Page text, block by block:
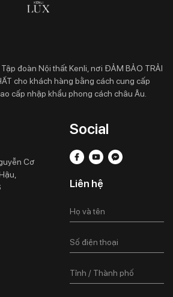
đoàn Nội thất Kenli, nơi ĐẢM BẢO TRẢI
cho khách hàng bằng cách cung cấp
cấp nhập khẩu phong cách châu Âu.
Cơ
Social
Liên hệ